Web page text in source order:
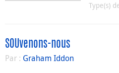
Type(s)
SOUvenons-nous
Par : Graham Iddon